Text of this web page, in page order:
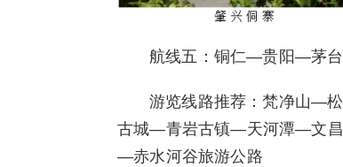
航线五：铜仁—贵阳—茅台
游览线路推荐：梵净山—
古城—青岩古镇—天河潭—文
—赤水河谷旅游公路